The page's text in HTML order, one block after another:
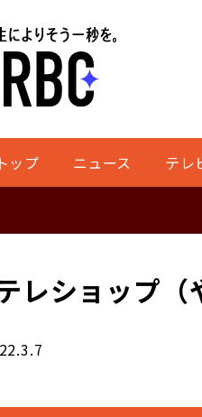
トップ ニュース テレ
レショップ（